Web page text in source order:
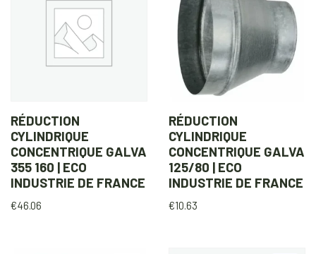
RÉDUCTION
CYLINDRIQUE
CONCENTRIQUE GALVA
355 160 | ECO
INDUSTRIE DE FRANCE
€46.06
RÉDUCTION
CYLINDRIQUE
CONCENTRIQUE GALVA
125/80 | ECO
INDUSTRIE DE FRANCE
€10.63